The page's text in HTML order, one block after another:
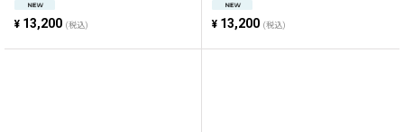
¥ 13,200 (税込) ¥ 13,200 (税込)